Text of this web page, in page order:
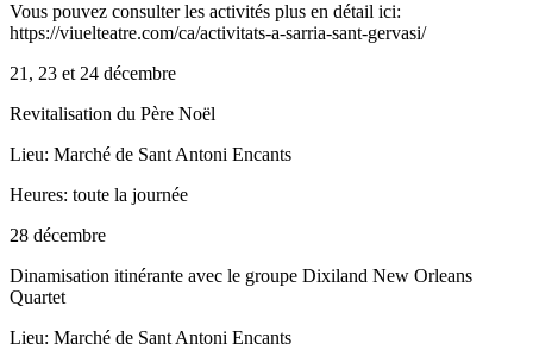
Vous pouvez consulter les activités plus en détail ici:
https://viuelteatre.com/ca/activitats-a-sarria-sant-gervasi/
21, 23 et 24 décembre
Revitalisation du Père Noël
Lieu: Marché de Sant Antoni Encants
Heures: toute la journée
28 décembre
Dinamisation itinérante avec le groupe Dixiland New Orleans
Quartet
Lieu: Marché de Sant Antoni Encants